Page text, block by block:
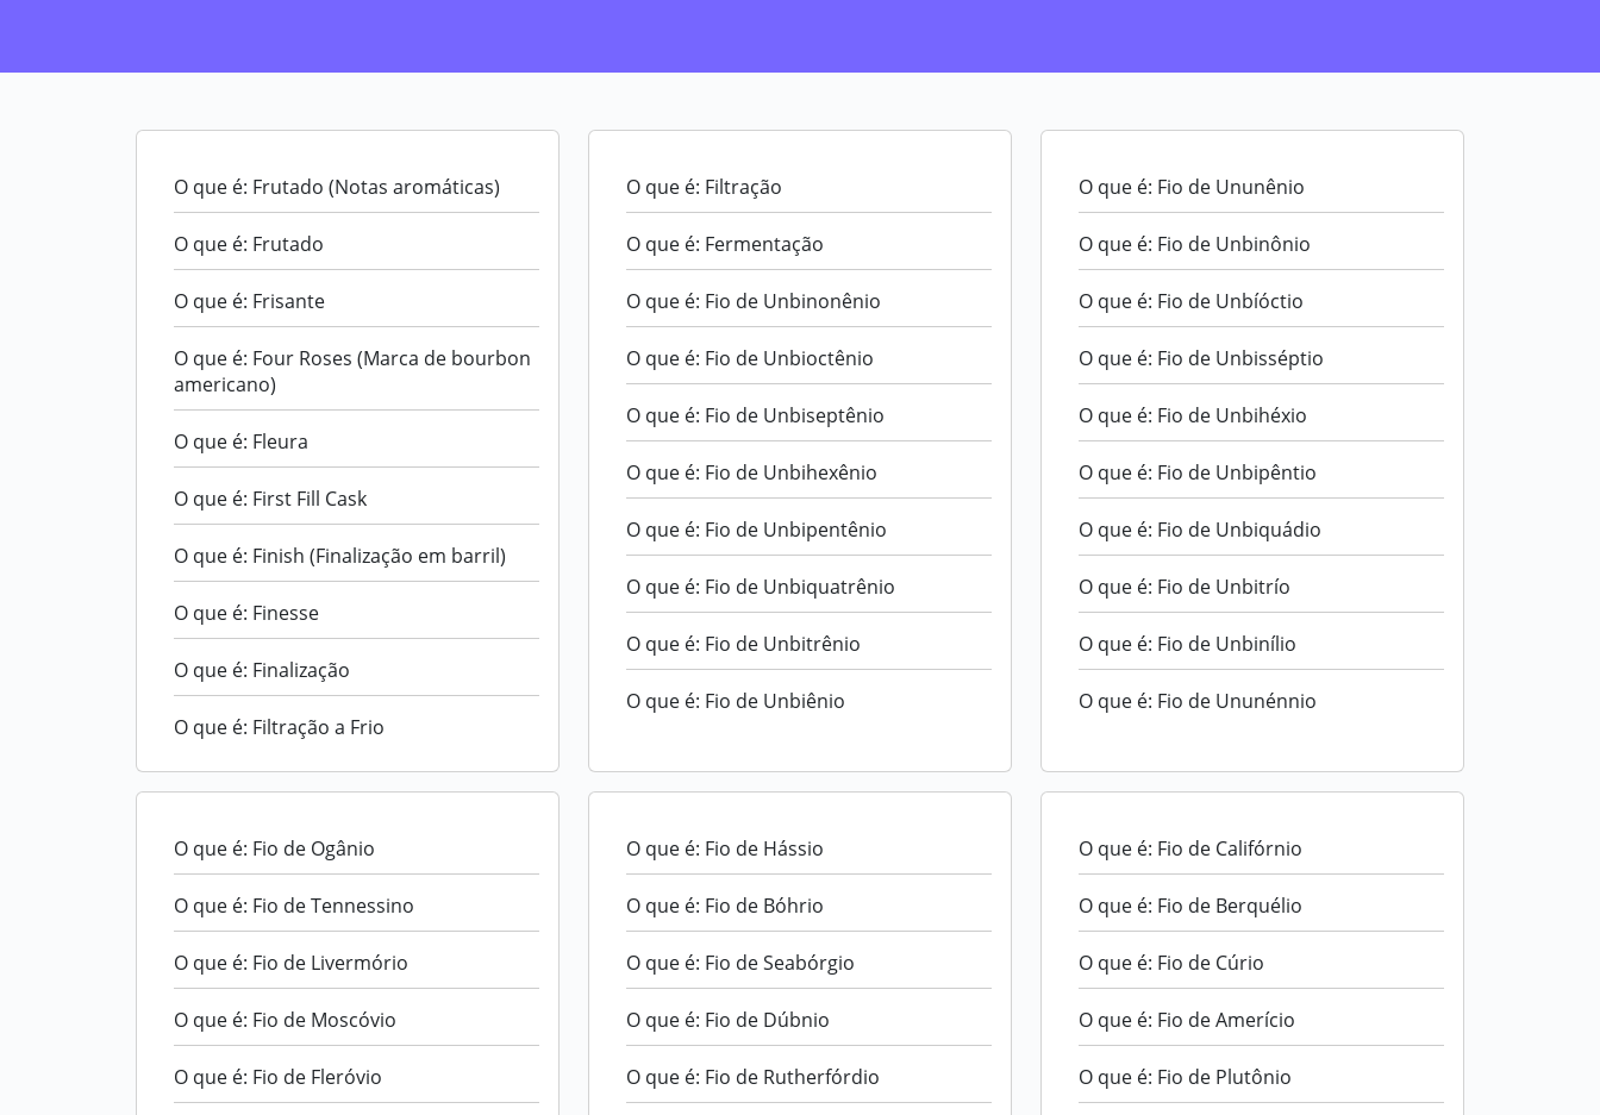
O que é: Frutado (Notas aromáticas)
O que é: Frutado
O que é: Frisante
O que é: Four Roses (Marca de bourbon
americano)
O que é: Fleura
O que é: First Fill Cask
O que é: Finish (Finalização em barril)
O que é: Finesse
O que é: Finalização
O que é: Filtração a Frio
O que é: Filtração
O que é: Fermentação
O que é: Fio de Unbinonênio
O que é: Fio de Unbioctênio
O que é: Fio de Unbiseptênio
O que é: Fio de Unbihexênio
O que é: Fio de Unbipentênio
O que é: Fio de Unbiquatrênio
O que é: Fio de Unbitrênio
O que é: Fio de Unbiênio
O que é: Fio de Ununênio
O que é: Fio de Unbinônio
O que é: Fio de Unbíóctio
O que é: Fio de Unbisséptio
O que é: Fio de Unbihéxio
O que é: Fio de Unbipêntio
O que é: Fio de Unbiquádio
O que é: Fio de Unbitrío
O que é: Fio de Unbinílio
O que é: Fio de Ununénnio
O que é: Fio de Ogânio
O que é: Fio de Tennessino
O que é: Fio de Livermório
O que é: Fio de Moscóvio
O que é: Fio de Fleróvio
O que é: Fio de Hássio
O que é: Fio de Bóhrio
O que é: Fio de Seabórgio
O que é: Fio de Dúbnio
O que é: Fio de Rutherfórdio
O que é: Fio de Califórnio
O que é: Fio de Berquélio
O que é: Fio de Cúrio
O que é: Fio de Amerício
O que é: Fio de Plutônio